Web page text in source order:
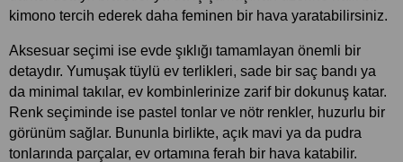
kimono tercih ederek daha feminen bir hava yaratabilirsiniz.
Aksesuar seçimi ise evde şıklığı tamamlayan önemli bir
detaydır. Yumuşak tüylü ev terlikleri, sade bir saç bandı ya
da minimal takılar, ev kombinlerinize zarif bir dokunuş katar.
Renk seçiminde ise pastel tonlar ve nötr renkler, huzurlu bir
görünüm sağlar. Bununla birlikte, açık mavi ya da pudra
tonlarında parçalar, ev ortamına ferah bir hava katabilir.